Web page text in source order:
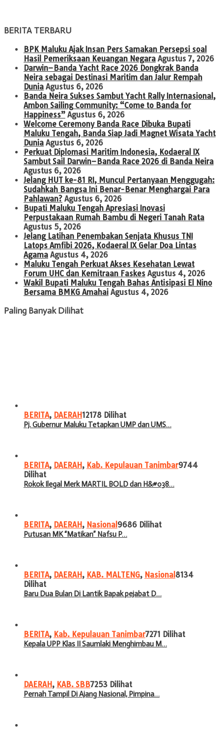
BERITA TERBARU
BPK Maluku Ajak Insan Pers Samakan Persepsi soal
Hasil Pemeriksaan Keuangan Negara Agustus 7, 2026
Darwin–Banda Yacht Race 2026 Dongkrak Banda
Neira sebagai Destinasi Maritim dan Jalur Rempah
Dunia Agustus 6, 2026
Banda Neira Sukses Sambut Yacht Rally Internasional,
Ambon Sailing Community: “Come to Banda for
Happiness” Agustus 6, 2026
Welcome Ceremony Banda Race Dibuka Bupati
Maluku Tengah, Banda Siap Jadi Magnet Wisata Yacht
Dunia Agustus 6, 2026
Perkuat Diplomasi Maritim Indonesia, Kodaeral IX
Sambut Sail Darwin–Banda Race 2026 di Banda Neira
Agustus 6, 2026
Jelang HUT ke-81 RI, Muncul Pertanyaan Menggugah:
Sudahkah Bangsa Ini Benar-Benar Menghargai Para
Pahlawan? Agustus 6, 2026
Bupati Maluku Tengah Apresiasi Inovasi
Perpustakaan Rumah Bambu di Negeri Tanah Rata
Agustus 5, 2026
Jelang Latihan Penembakan Senjata Khusus TNI
Latops Amfibi 2026, Kodaeral IX Gelar Doa Lintas
Agama Agustus 4, 2026
Maluku Tengah Perkuat Akses Kesehatan Lewat
Forum UHC dan Kemitraan Faskes Agustus 4, 2026
Wakil Bupati Maluku Tengah Bahas Antisipasi El Nino
Bersama BMKG Amahai Agustus 4, 2026
Paling Banyak Dilihat
BERITA, DAERAH12178 Dilihat
Pj. Gubernur Maluku Tetapkan UMP dan UMS…
BERITA, DAERAH, Kab. Kepulauan Tanimbar9744
Dilihat
Rokok Ilegal Merk MARTIL BOLD dan H&#038…
BERITA, DAERAH, Nasional 9686 Dilihat
Putusan MK “Matikan” Nafsu P…
BERITA, DAERAH, KAB. MALTENG, Nasional 8134
Dilihat
Baru Dua Bulan Di Lantik Bapak pejabat D…
BERITA, Kab. Kepulauan Tanimbar7271 Dilihat
Kepala UPP Klas II Saumlaki Menghimbau M…
DAERAH, KAB. SBB7253 Dilihat
Pernah Tampil Di Ajang Nasional, Pimpina…